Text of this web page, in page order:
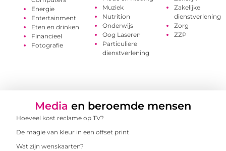
Energie
Entertainment
Eten en drinken
Financieel
Fotografie
Muziek
Nutrition
Onderwijs
Oog Laseren
Particuliere
dienstverlening
Zakelijke
dienstverlening
Zorg
ZZP
Media en beroemde mensen
Hoeveel kost reclame op TV?
De magie van kleur in een offset print
Wat zijn wenskaarten?